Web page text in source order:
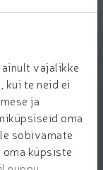
vajalikke
kui te neid ei
ja
oma
sobivamate
küpsiste